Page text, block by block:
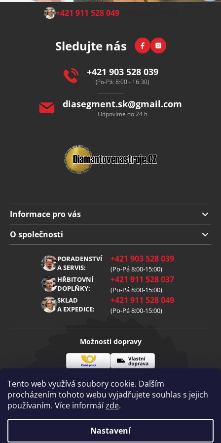
Tento web využívá soubory cookie. Dalším
procházením tohoto webu vyjadřujete souhlas s jejich
používaním. Více informáízde.
Nastavení
Z +421 911 528 049(Po-Pá 8:00-15:00)
Sledujte nás FacebookInstagram
+421 903 528 039
(Po-Pá: 8:00 - 16:30)
diasegment.sk@gmail.com
Odpovíme do 24 h
Informace pro vás
Doprava a platba
Obchodní podmínky
Reklamace
Zpracování osobních údajů
O společnosti
PORADENSTVÍ
A SERVIS:
+421 903 528 039
(Po-Pá 8:00-15:00)
HŘBITOVNÍ
DOPLŇKY:
+421 911 528 037
(Po-Pá 8:00-15:00)
SKLAD
A EXPEDICE:
+421 911 528 049
(Po-Pá 8:00-15:00)
Možnosti dopravy
pošta
doprava
Visa Mastercard
Copyright 2026
Diamantovenastroje.cz. Všechna práva